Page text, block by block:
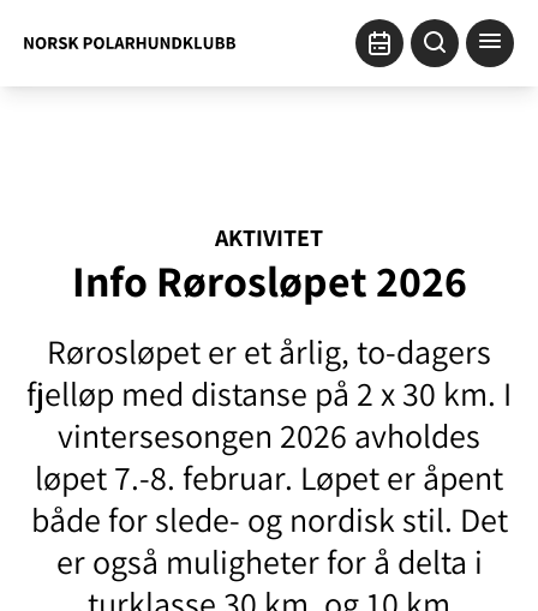
AKTIVITET
Info Rørosløpet 2026
Rørosløpet er et årlig, to-dagers
fjelløp med distanse på 2 x 30 km. I
vintersesongen 2026 avholdes
løpet 7.-8. februar. Løpet er åpent
både for slede- og nordisk stil. Det
er også muligheter for å delta i